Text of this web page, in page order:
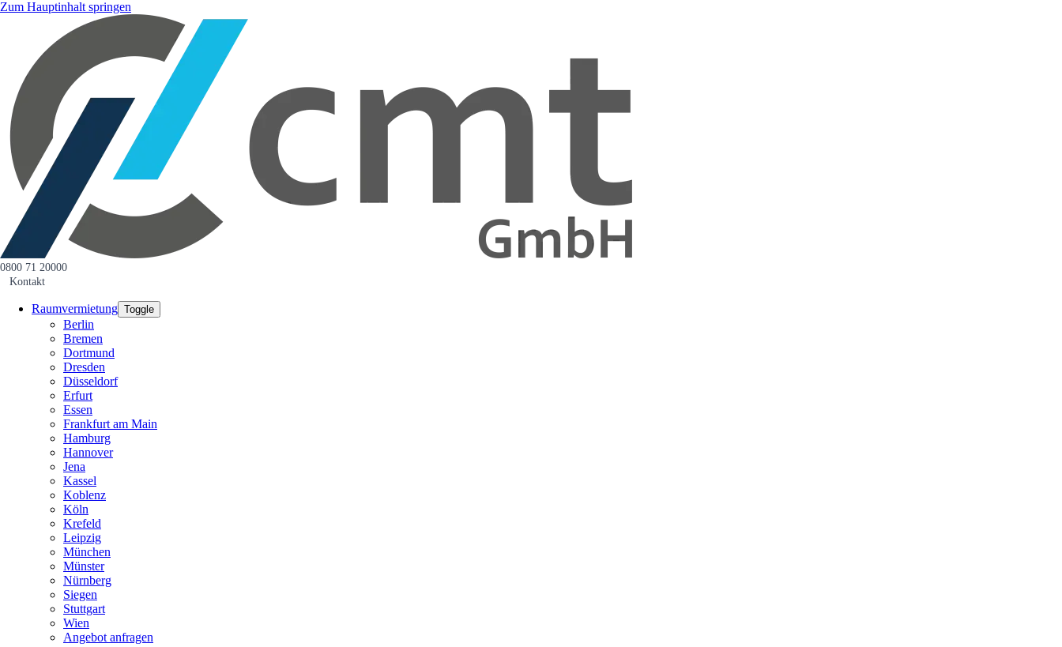
Zum Hauptinhalt springen
0800 71 20000
Kontakt
Raumvermietung Toggle
Berlin
Bremen
Dortmund
Dresden
Düsseldorf
Erfurt
Essen
Frankfurt am Main
Hamburg
Hannover
Jena
Kassel
Koblenz
Köln
Krefeld
Leipzig
München
Münster
Nürnberg
Siegen
Stuttgart
Wien
Angebot anfragen